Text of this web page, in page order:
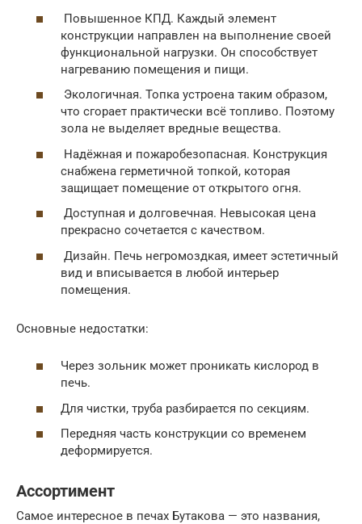
Повышенное КПД. Каждый элемент
конструкции направлен на выполнение своей
функциональной нагрузки. Он способствует
нагреванию помещения и пищи.
Экологичная. Топка устроена таким образом,
что сгорает практически всё топливо. Поэтому
зола не выделяет вредные вещества.
Надёжная и пожаробезопасная. Конструкция
снабжена герметичной топкой, которая
защищает помещение от открытого огня.
Доступная и долговечная. Невысокая цена
прекрасно сочетается с качеством.
Дизайн. Печь негромоздкая, имеет эстетичный
вид и вписывается в любой интерьер
помещения.
Основные недостатки:
Через зольник может проникать кислород в
печь.
Для чистки, труба разбирается по секциям.
Передняя часть конструкции со временем
деформируется.
Ассортимент
Самое интересное в печах Бутакова — это названия,